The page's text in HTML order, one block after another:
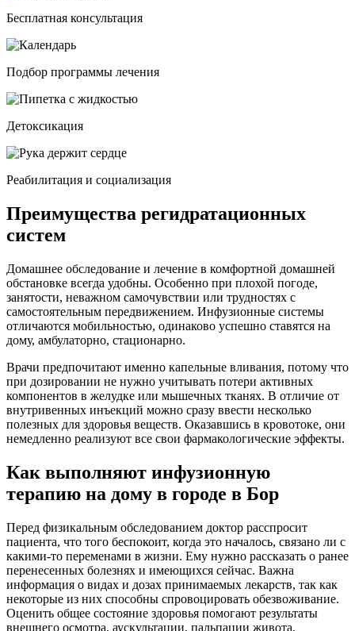
Бесплатная консультация
Подбор программы лечения
Детоксикация
Реабилитация и социализация
Преимущества регидратационных
систем
Домашнее обследование и лечение в комфортной домашней
обстановке всегда удобны. Особенно при плохой погоде,
занятости, неважном самочувствии или трудностях с
самостоятельным передвижением. Инфузионные системы
отличаются мобильностью, одинаково успешно ставятся на
дому, амбулаторно, стационарно.
Врачи предпочитают именно капельные вливания, потому что
при дозировании не нужно учитывать потери активных
компонентов в желудке или мышечных тканях. В отличие от
внутривенных инъекций можно сразу ввести несколько
полезных для здоровья веществ. Оказавшись в кровотоке, они
немедленно реализуют все свои фармакологические эффекты.
Как выполняют инфузионную
терапию на дому в городе в Бор
Перед физикальным обследованием доктор расспросит
пациента, что того беспокоит, когда это началось, связано ли с
какими-то переменами в жизни. Ему нужно рассказать о ранее
перенесенных болезнях и имеющихся сейчас. Важна
информация о видах и дозах принимаемых лекарств, так как
некоторые из них способны спровоцировать обезвоживание.
Оценить общее состояние здоровья помогают результаты
внешнего осмотра, аускультации, пальпации живота,